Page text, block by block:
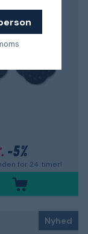
-5%
for 24 timer!
Nyhed